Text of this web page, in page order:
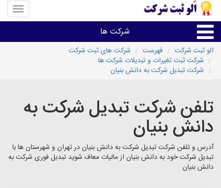
منوی
سایت
ثبت
شرکت ها
ثبت،تغییرات،برند
سایر خدمات ثبت شرکت ها
الو ثبت شرکت فهرست
شرکت های ثبت شرکت
شرکت ثبت تغیرات و تبدیلات شرکت ها
شرکت تبدیل شرکت به دانش بنیان
تلفن شرکت تبدیل شرکت به
دانش بنیان
آدرس و تلفن شرکت تبدیل شرکت به دانش بنیان در تهران و شهرستان ها با
تبدیل شرکت خود به دانش بنیان از مالیات معاف شوید تبدیل فوری شرکت به
دانش بنیان